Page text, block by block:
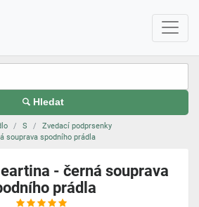
Hledat
S
Zvedací podprsenky
souprava spodního prádla
- černá souprava
prádla